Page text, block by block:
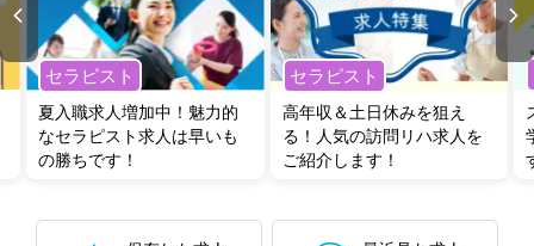
セラピスト
夏入職求人増加中！魅力的
なセラピスト求人は早いも
の勝ちです！
セラピスト
高年収＆土日休みを狙え
る！人気の訪問リハ求人を
ご紹介します！